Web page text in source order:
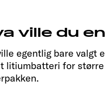
ville du
egentlig bare valgt
litiumbatteri for